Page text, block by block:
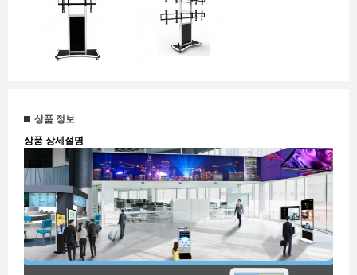
상품 정보
상품 상세설명